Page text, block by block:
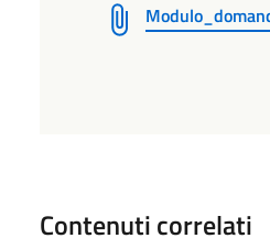
Contenuti correlati